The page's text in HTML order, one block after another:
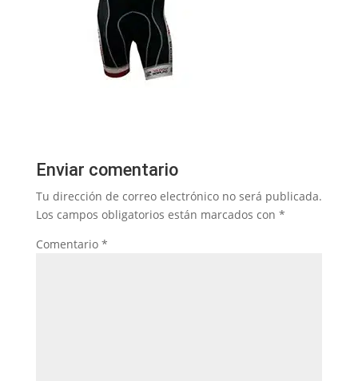
Enviar comentario
Tu dirección de correo electrónico no será publicada.
Los campos obligatorios están marcados con *
Comentario *